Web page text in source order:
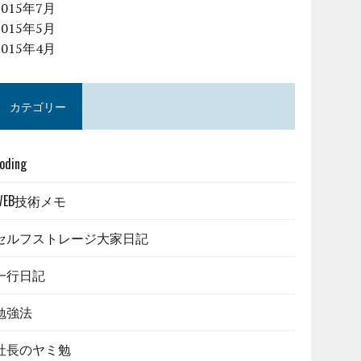
年7月
年5月
年4月
カテゴリー
技術メモ
ルフストレージ大家日記
行日記
強法
長のヤミ勉